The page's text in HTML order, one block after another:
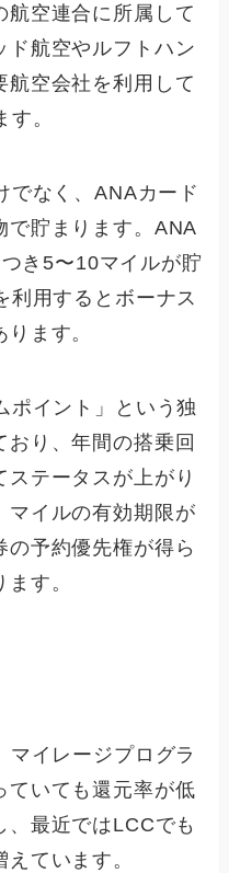
航空連合に所属して
ド航空やルフトハン
航空会社を利用して
。
でなく、ANAカード
で貯まります。ANA
き5〜10マイルが貯
利用するとボーナス
ます。
ポイント」という独
おり、年間の搭乗回
テータスが上がり
マイルの有効期限が
予約優先権が得ら
す。
イレージプログラ
ていても還元率が低
、最近ではLCCでも
ています。